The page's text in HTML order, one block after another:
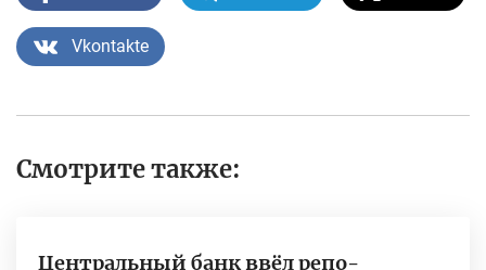
Vkontakte
Смотрите также:
Центральный банк ввёл репо-